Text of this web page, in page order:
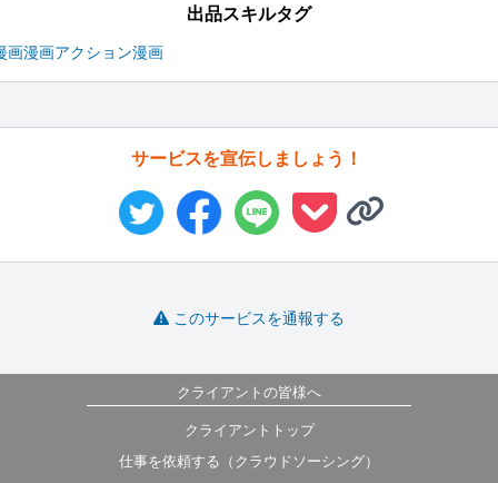
出品スキルタグ
画漫画アクション漫画
サービスを宣伝しましょう！
このサービスを通報する
クライアントの皆様へ
クライアントトップ
仕事を依頼する（クラウドソーシング）